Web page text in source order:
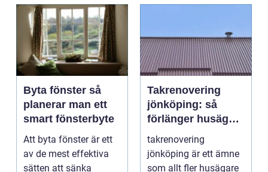
Byta fönster så
planerar man ett
smart fönsterbyte
Att byta fönster är ett
av de mest effektiva
sätten att sänka
Takrenovering
jönköping: så
förlänger husägare
livslängden på
sina tak
takrenovering
jönköping är ett ämne
som allt fler husägare